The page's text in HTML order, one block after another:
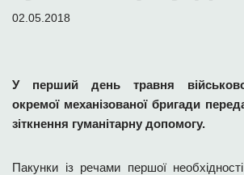
02.05.2018
У перший день травня
окремої механізованої бригади
зіткнення гуманітарну допомогу.
Пакунки із речами першої